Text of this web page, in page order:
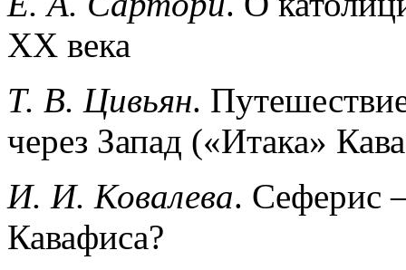
XX века
Т. В. Цивьян.
через Запад («Итака»
И. И. Ковалева. Сеферис
Кавафиса?